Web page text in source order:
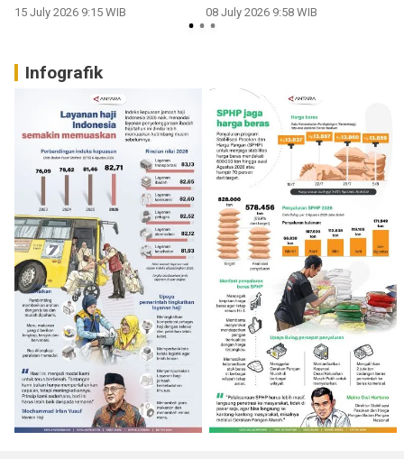
15 July 2026 9:15 WIB 08 July 2026 9:58 WIB
Infografik